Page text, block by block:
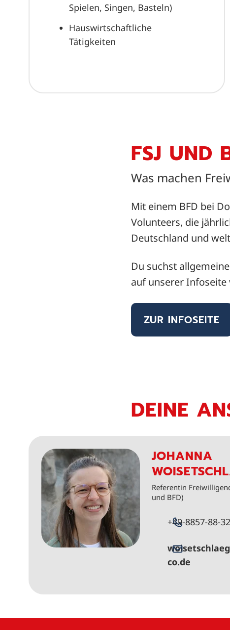
Spielen, Singen, Basteln)
Hauswirtschaftliche
Tätigkeiten
FSJ UND
Was machen
Mit einem BFD bei
Volunteers, die
Deutschland und
Du suchst
auf unserer
ZUR INFOSEITE
DEINE
JOHANNA
Referentin
und BFD)
+49-8857-88-
co.de